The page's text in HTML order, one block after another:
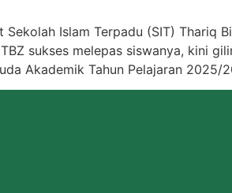
Islam Terpadu (SIT) Thariq
sukses melepas siswanya, kini
Akademik Tahun Pelajaran